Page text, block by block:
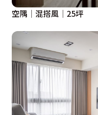
空隅│混搭風│25坪